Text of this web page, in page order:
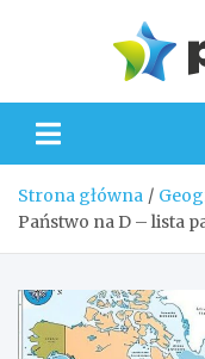
Strona główna
Państwo na D – lista